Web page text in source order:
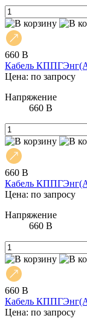
660 В
Кабель
Цена: по запросу
Напряжение
660 В
660 В
Кабель
Цена: по запросу
Напряжение
660 В
660 В
Кабель
Цена: по запросу